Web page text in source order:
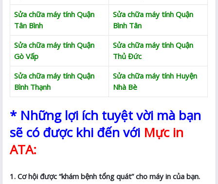
Sửa chữa máy tính Quận
Tân Bình
Sửa chữa máy tính Quận
Bình Tân
Sửa chữa máy tính Quận
Gò Vấp
Sửa chữa máy tính Quận
Thủ Đức
Sửa chữa máy tính Quận
Bình Thạnh
Sửa chữa máy tính Huyện
Nhà Bè
* Những lợi ích tuyệt vời mà bạn
sẽ có được khi đến với Mực in
ATA:
1. Cơ hội được “khám bệnh tổng quát” cho máy in của bạn.